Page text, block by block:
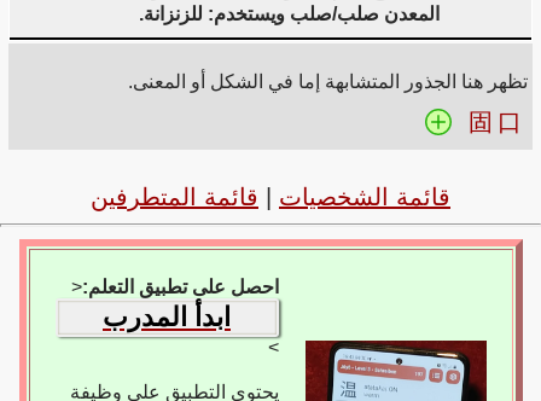
المعدن صلب/صلب ويستخدم: للزنزانة.
تظهر هنا الجذور المتشابهة إما في الشكل أو المعنى.
固 口
قائمة الشخصيات قائمة المتطرفين
احصل على تطبيق التعلم:<
ابدأ المدرب
>
يحتوي التطبيق على وظيفة